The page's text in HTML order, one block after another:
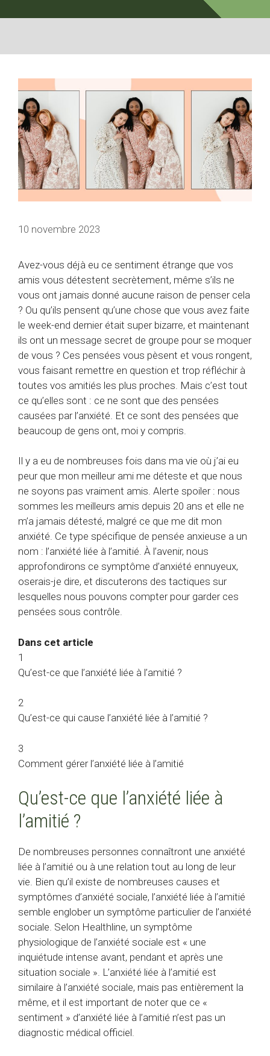
10 novembre 2023
Avez-vous déjà eu ce sentiment étrange que vos
amis vous détestent secrètement, même s’ils ne
vous ont jamais donné aucune raison de penser cela
? Ou qu’ils pensent qu’une chose que vous avez faite
le week-end dernier était super bizarre, et maintenant
ils ont un message secret de groupe pour se moquer
de vous ? Ces pensées vous pèsent et vous rongent,
vous faisant remettre en question et trop réfléchir à
toutes vos amitiés les plus proches. Mais c’est tout
ce qu’elles sont : ce ne sont que des pensées
causées par l’anxiété. Et ce sont des pensées que
beaucoup de gens ont, moi y compris.
Il y a eu de nombreuses fois dans ma vie où j’ai eu
peur que mon meilleur ami me déteste et que nous
ne soyons pas vraiment amis. Alerte spoiler : nous
sommes les meilleurs amis depuis 20 ans et elle ne
m’a jamais détesté, malgré ce que me dit mon
anxiété. Ce type spécifique de pensée anxieuse a un
nom : l’anxiété liée à l’amitié. À l’avenir, nous
approfondirons ce symptôme d’anxiété ennuyeux,
oserais-je dire, et discuterons des tactiques sur
lesquelles nous pouvons compter pour garder ces
pensées sous contrôle.
Dans cet article
1
Qu’est-ce que l’anxiété liée à l’amitié ?
2
Qu’est-ce qui cause l’anxiété liée à l’amitié ?
3
Comment gérer l’anxiété liée à l’amitié
Qu’est-ce que l’anxiété liée à
l’amitié ?
De nombreuses personnes connaîtront une anxiété
liée à l’amitié ou à une relation tout au long de leur
vie. Bien qu’il existe de nombreuses causes et
symptômes d’anxiété sociale, l’anxiété liée à l’amitié
semble englober un symptôme particulier de l’anxiété
sociale. Selon Healthline, un symptôme
physiologique de l’anxiété sociale est « une
inquiétude intense avant, pendant et après une
situation sociale ». L’anxiété liée à l’amitié est
similaire à l’anxiété sociale, mais pas entièrement la
même, et il est important de noter que ce «
sentiment » d’anxiété liée à l’amitié n’est pas un
diagnostic médical officiel.